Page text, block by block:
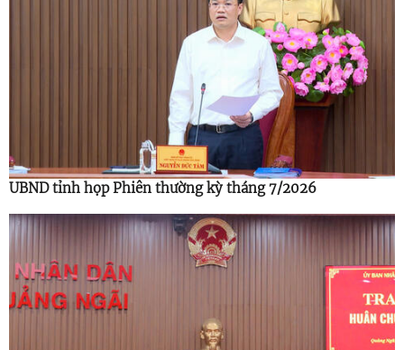
UBND tỉnh họp Phiên thường kỳ tháng 7/2026